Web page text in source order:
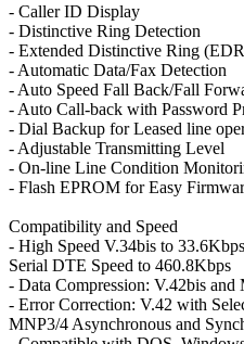
- Caller ID Display
- Distinctive Ring Detection
- Extended Distinctive Ring
- Automatic Data/Fax Detection
- Auto Speed Fall Back/Fall
- Auto Call-back with Password
- Dial Backup for Leased line
- Adjustable Transmitting Level
- On-line Line Condition
- Flash EPROM for Easy
Compatibility and Speed
- High Speed V.34bis to 33.6Kbps
Serial DTE Speed to 460.8Kbps
- Data Compression: V.42bis and
- Error Correction: V.42 with
MNP3/4 Asynchronous and